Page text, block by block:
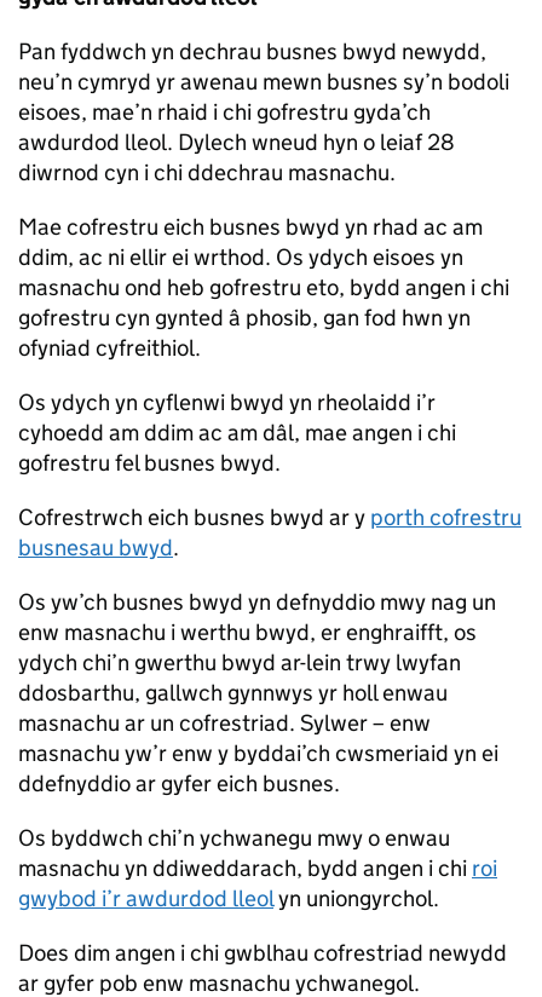
Pan fyddwch yn dechrau busnes bwyd newydd,
neu’n cymryd yr awenau mewn busnes sy’n bodoli
eisoes, mae’n rhaid i chi gofrestru gyda’ch
awdurdod lleol. Dylech wneud hyn o leiaf 28
diwrnod cyn i chi ddechrau masnachu.
Mae cofrestru eich busnes bwyd yn rhad ac am
ddim, ac ni ellir ei wrthod. Os ydych eisoes yn
masnachu ond heb gofrestru eto, bydd angen i chi
gofrestru cyn gynted â phosib, gan fod hwn yn
ofyniad cyfreithiol.
Os ydych yn cyflenwi bwyd yn rheolaidd i’r
cyhoedd am ddim ac am dâl, mae angen i chi
gofrestru fel busnes bwyd.
Cofrestrwch eich busnes bwyd ar y porth cofrestru
busnesau bwyd.
Os yw’ch busnes bwyd yn defnyddio mwy nag un
enw masnachu i werthu bwyd, er enghraifft, os
ydych chi’n gwerthu bwyd ar-lein trwy lwyfan
ddosbarthu, gallwch gynnwys yr holl enwau
masnachu ar un cofrestriad. Sylwer – enw
masnachu yw’r enw y byddai’ch cwsmeriaid yn ei
ddefnyddio ar gyfer eich busnes.
Os byddwch chi’n ychwanegu mwy o enwau
masnachu yn ddiweddarach, bydd angen i chi roi
gwybod i’r awdurdod lleolyn uniongyrchol.
Does dim angen i chi gwblhau cofrestriad newydd
ar gyfer pob enw masnachu ychwanegol.